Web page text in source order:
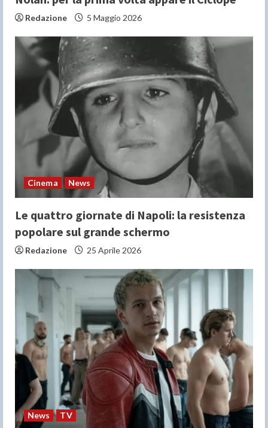
Redazione 5 Maggio 2026
Cinema News
Le quattro giornate di Napoli: la resistenza
popolare sul grande schermo
Redazione 25 Aprile 2026
News TV